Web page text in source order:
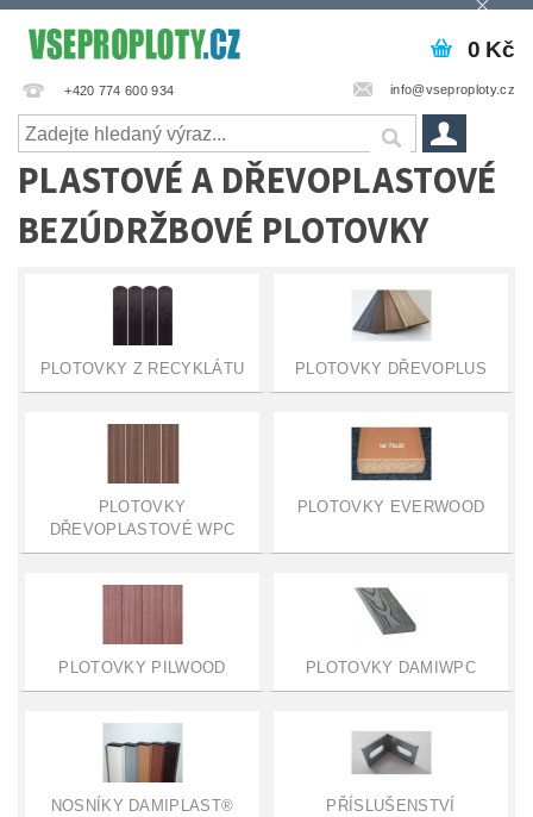
+420 774 600 934 info@vseproploty.cz
0 Kč
PLASTOVÉ A DŘEVOPLASTOVÉ
BEZÚDRŽBOVÉ PLOTOVKY
PLOTOVKY Z RECYKLÁTU PLOTOVKY DŘEVOPLUS
PLOTOVKY
DŘEVOPLASTOVÉ WPC
PLOTOVKY EVERWOOD
PLOTOVKY PILWOOD PLOTOVKY DAMIWPC
NOSNÍKY DAMIPLAST®
PŘÍSLUŠENSTVÍ